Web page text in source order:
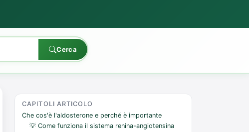
Cerca
CAPITOLI ARTICOLO
Che cos'è l'aldosterone e perché è importante
💡 Come funziona il sistema renina-angiotensina